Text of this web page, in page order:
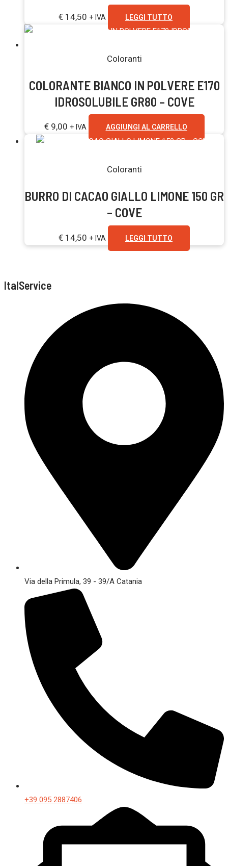
€ 14,50 + IVA LEGGI TUTTO
Coloranti
COLORANTE BIANCO IN POLVERE E170
IDROSOLUBILE GR80 – COVE
€9,00 + IVA AGGIUNGI AL CARRELLO
Coloranti
BURRO DI CACAO GIALLO LIMONE 150 GR
– COVE
€ 14,50 + IVA LEGGI TUTTO
ItalService
Via della Primula, 39 - 39/A Catania
+39 095 2887406